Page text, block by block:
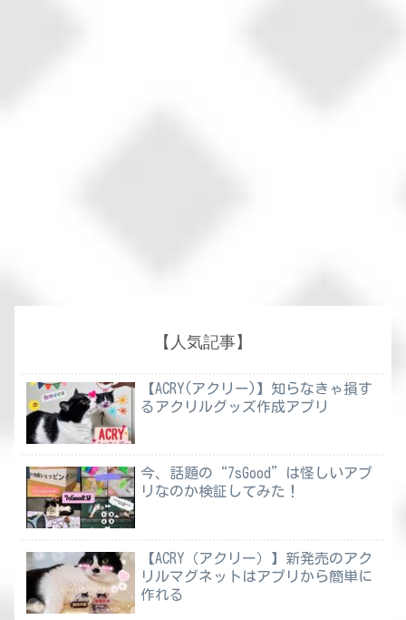
【人気記事】
【ACRY(アクリー)】知らなきゃ損す
るアクリルグッズ作成アプリ
今、話題の“7sGood”は怪しいアプ
リなのか検証してみた！
【ACRY（アクリー）】新発売のアク
リルマグネットはアプリから簡単に
作れる